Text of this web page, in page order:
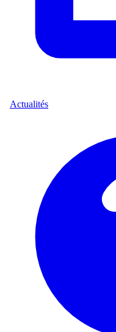
Actualités